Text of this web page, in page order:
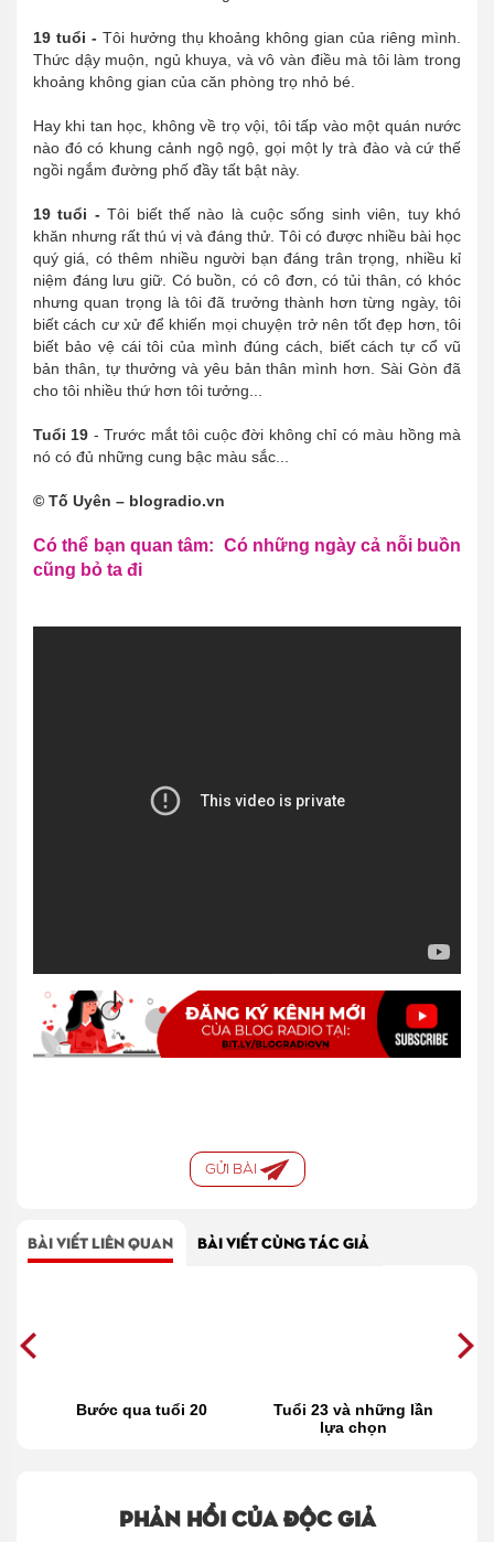
19 tuổi - Tôi hưởng thụ khoảng không gian của riêng mình.
Thức dậy muộn, ngủ khuya, và vô vàn điều mà tôi làm trong
khoảng không gian của căn phòng trọ nhỏ bé.
Hay khi tan học, không về trọ vội, tôi tấp vào một quán nước
nào đó có khung cảnh ngộ ngộ, gọi một ly trà đào và cứ thế
ngồi ngắm đường phố đầy tất bật này.
19 tuổi - Tôi biết thế nào là cuộc sống sinh viên, tuy khó
khăn nhưng rất thú vị và đáng thử. Tôi có được nhiều bài học
quý giá, có thêm nhiều người bạn đáng trân trọng, nhiều kỉ
niệm đáng lưu giữ. Có buồn, có cô đơn, có tủi thân, có khóc
nhưng quan trọng là tôi đã trưởng thành hơn từng ngày, tôi
biết cách cư xử để khiến mọi chuyện trở nên tốt đẹp hơn, tôi
biết bảo vệ cái tôi của mình đúng cách, biết cách tự cổ vũ
bản thân, tự thưởng và yêu bản thân mình hơn. Sài Gòn đã
cho tôi nhiều thứ hơn tôi tưởng...
Tuổi 19 - Trước mắt tôi cuộc đời không chỉ có màu hồng mà
nó có đủ những cung bậc màu sắc...
© Tố Uyên – blogradio.vn
Có thể bạn quan tâm: Có những ngày cả nỗi buồn
cũng bỏ ta đi
GỬI BÀI
BÀI VIẾT LIÊN QUAN BÀI VIẾT CÙNG TÁC GIẢ
Bước qua tuổi 20
Tuổi 23 và những lần
lựa chọn
Phản hồi của độc giả